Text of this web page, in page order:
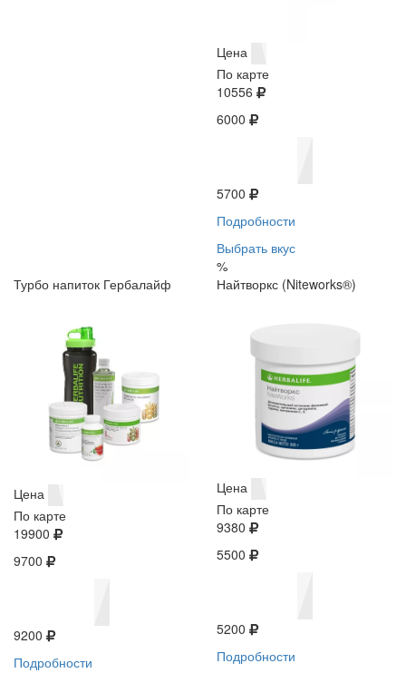
Цена
По карте
10556
6000
5700
Подробности
Выбрать вкус
%
Турбо напиток Гербалайф
Цена
По карте
19900
9700
9200
Подробности
Найтворкс (Niteworks®)
Цена
По карте
9380
5500
5200
Подробности